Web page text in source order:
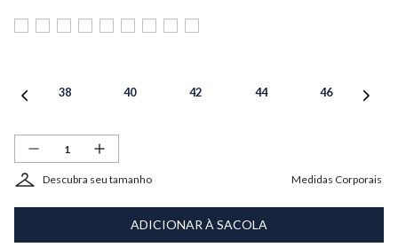
38 40 42 44 46
Descubra seu tamanho Medidas Corporais
ADICIONAR À SACOLA